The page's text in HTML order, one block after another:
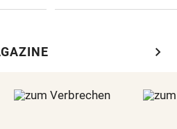
chevron_right